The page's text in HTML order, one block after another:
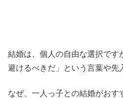
結婚は、個人の自由な選択です
避けるべきだ」という言葉や先
なぜ、一人っ子との結婚がおす